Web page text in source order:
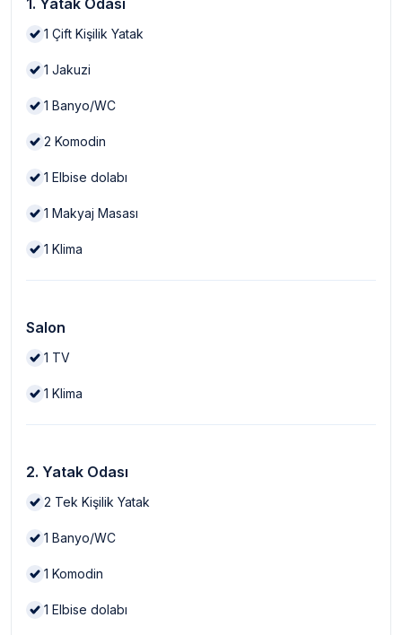
1. Yatak Odası
1 Çift Kişilik Yatak
1 Jakuzi
1 Banyo/WC
2 Komodin
1 Elbise dolabı
1 Makyaj Masası
1 Klima
Salon
1 TV
1 Klima
2. Yatak Odası
2 Tek Kişilik Yatak
1 Banyo/WC
1 Komodin
1 Elbise dolabı